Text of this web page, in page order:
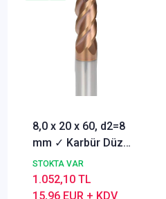
8,0 x 20 x 60, d2=8
mm ✓ Karbür Düz
Freze, Parmak freze
ucu Z=4,TiSiN
Kaplamalı
STOKTA VAR
15,96 EUR + KDV
1.052,10 TL